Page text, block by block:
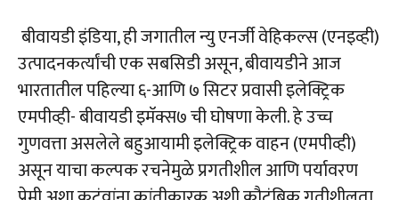
बीवायडी इंडिया, ही जगातील न्यु एनर्जी वेहिकल्स (एनइव्ही)
उत्पादनकर्त्यांची एक सबसिडी असून, बीवायडीने आज
भारतातील पहिल्या ६-आणि ७ सिटर प्रवासी इलेक्ट्रिक
एमपीव्ही- बीवायडी इमॅक्स७ ची घोषणा केली. हे उच्च
गुणवत्ता असलेले बहुआयामी इलेक्ट्रिक वाहन (एमपीव्ही)
असून याचा कल्पक रचनेमुळे प्रगतीशील आणि पर्यावरण